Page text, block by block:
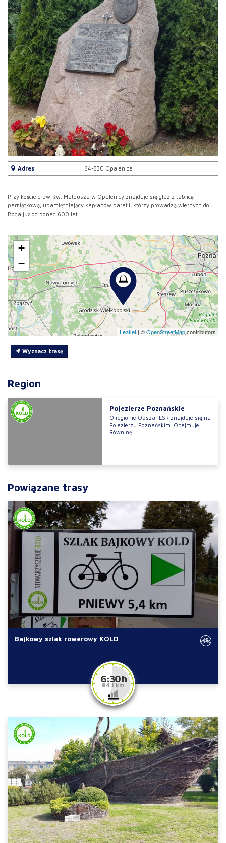
Adres 64-330 Opalenica
Przy kościele pw. św. Mateusza w Opalenicy znajduje się głaz z tablicą
pamiątkową, upamiętniający kapłanów parafii, którzy prowadzą wiernych do
Boga już od ponad 600 lat.
+
−
Leaflet | ©OpenStreetMapcontributors
Wyznacz trasę
Region
Pojezierze Poznańskie
O regionie Obszar LSR znajduje się na
Pojezierzu Poznańskim. Obejmuje
Równinę...
Powiązane trasy
Bajkowy szlak rowerowy KOLD
6:30 h
84.1 km